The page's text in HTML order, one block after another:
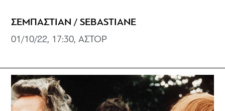
ΣΕΜΠΑΣΤΙΑΝ / SEBASTIANE
01/10/22, 17:30, ΑΣΤΟΡ